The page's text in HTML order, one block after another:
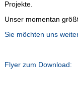
Projekte.
Unser momentan
Sie möchten uns
Flyer zum Download: